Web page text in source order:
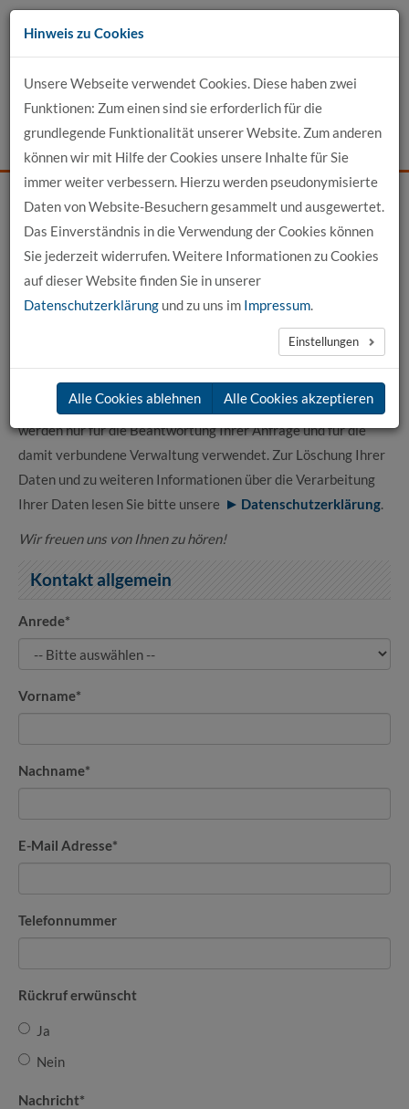
Zum
Inhalt
Events News Login Suche
Kontakt
Startseite Kontakt
Kontakt zur hochschule 21
Sie haben eine Frage oder benötigen Informationen? Nutzen
Sie unser Kontaktformular. Es ermöglicht Ihnen eine
verschlüsselte Nachrichtenübermittlung. Die Daten, die Sie
uns im Rahmen Ihrer Kontaktanfrage zur Verfügung stellen,
werden nur für die Beantwortung Ihrer Anfrage und für die
damit verbundene Verwaltung verwendet. Zur Löschung Ihrer
Daten und zu weiteren Informationen über die Verarbeitung
Ihrer Daten lesen Sie bitte unsere
Datenschutzerklärung.
Wir freuen uns von Ihnen zu hören!
Kontakt allgemein
Anrede*
Vorname*
Nachname*
E-Mail Adresse*
Telefonnummer
Rückruf erwünscht
Ja
Nein
Nachricht*
Hinweis zu Cookies
Unsere Webseite verwendet Cookies. Diese haben zwei
Funktionen: Zum einen sind sie erforderlich für die
grundlegende Funktionalität unserer Website. Zum anderen
können wir mit Hilfe der Cookies unsere Inhalte für Sie
immer weiter verbessern. Hierzu werden pseudonymisierte
Daten von Website-Besuchern gesammelt und ausgewertet.
Das Einverständnis in die Verwendung der Cookies können
Sie jederzeit widerrufen. Weitere Informationen zu Cookies
auf dieser Website finden Sie in unserer
Datenschutzerklärung und zu uns im Impressum.
Einstellungen
Alle Cookies ablehnen Alle Cookies akzeptieren